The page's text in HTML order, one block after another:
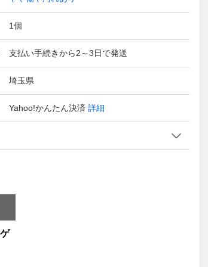
1個
支払い手続きから2～3日で発送
埼玉県
Yahoo!かんたん決済 詳細